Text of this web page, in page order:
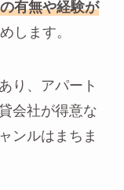
有無や経験が
します。
り、アパート
会社が得意な
ンルはまちま